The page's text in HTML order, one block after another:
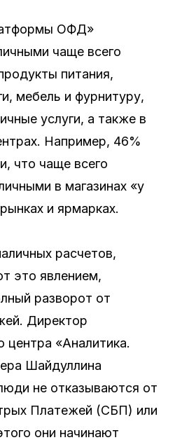
ОФД»
чаще всего
питания,
мебель и фурнитуру,
услуги, а также в
Например, 46%
что чаще всего
в магазинах «у
и ярмарках.
расчетов,
это явлением,
разворот от
Директор
центра «Аналитика.
Шайдуллина
не отказываются от
Платежей (СБП) или
они начинают